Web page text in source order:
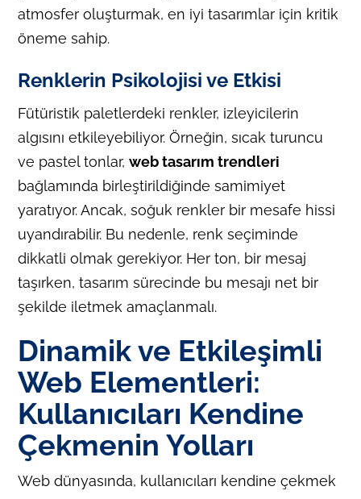
atmosfer oluşturmak, en iyi tasarımlar için kritik
öneme sahip.
Renklerin Psikolojisi ve Etkisi
Fütüristik paletlerdeki renkler, izleyicilerin
algısını etkileyebiliyor. Örneğin, sıcak turuncu
ve pastel tonlar,web tasarım trendleri
bağlamında birleştirildiğinde samimiyet
yaratıyor. Ancak, soğuk renkler bir mesafe hissi
uyandırabilir. Bu nedenle, renk seçiminde
dikkatli olmak gerekiyor. Her ton, bir mesaj
taşırken, tasarım sürecinde bu mesajı net bir
şekilde iletmek amaçlanmalı.
Dinamik ve Etkileşimli
Web Elementleri:
Kullanıcıları Kendine
Çekmenin Yolları
Web dünyasında, kullanıcıları kendine çekmek